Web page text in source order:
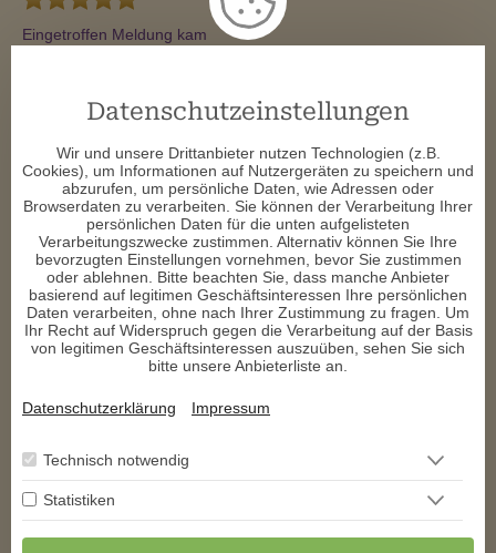
Eingetroffen Meldung kam
Top Beraterin . Immer sehr genau und total lieb . Du bleibst bei
Wenn man ehrliche und treffsichere Beratung braucht ist man
bei dir definitiv richtig . Danke für alle Beratungen
b****schrieb am 20.10.2025
Wir telefonieren noch nicht lange, aber ich möchte Dich nicht
mehr missen 💖  Jedes Gespräch mit Dir ist eine Bereicherung
und Wohltat für die Seele. Ohne Vorabinformation bist Du sofort
mittendrin und durchleuchtest alles bis ins kleinste Detail. Fühle
mich sehr gut bei Dir aufgehoben 💯  💥  🙏  Freue mich schon
auf unser nächstes Gespräch 😘
1 2 3 >
Datenschutzeinstellungen
Wir und unsere Drittanbieter nutzen Technologien (z.B.
Cookies), um Informationen auf Nutzergeräten zu speichern und
abzurufen, um persönliche Daten, wie Adressen oder
Browserdaten zu verarbeiten. Sie können der Verarbeitung Ihrer
persönlichen Daten für die unten aufgelisteten
Verarbeitungszwecke zustimmen. Alternativ können Sie Ihre
bevorzugten Einstellungen vornehmen, bevor Sie zustimmen
oder ablehnen. Bitte beachten Sie, dass manche Anbieter
basierend auf legitimen Geschäftsinteressen Ihre persönlichen
Daten verarbeiten, ohne nach Ihrer Zustimmung zu fragen. Um
Ihr Recht auf Widerspruch gegen die Verarbeitung auf der Basis
von legitimen Geschäftsinteressen auszuüben, sehen Sie sich
bitte unsere Anbieterliste an.
Datenschutzerklärung Impressum
Technisch notwendig
Statistiken